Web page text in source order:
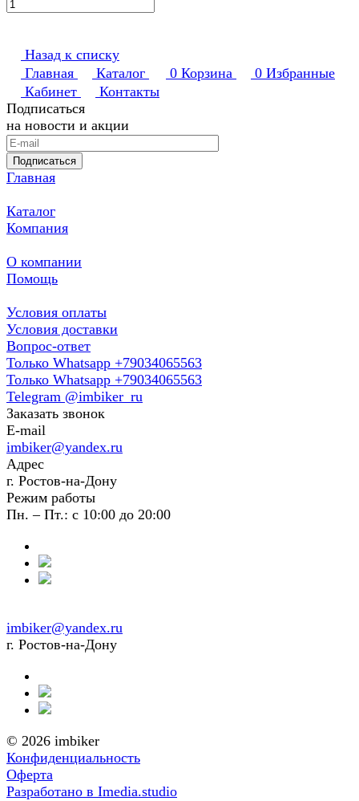
Назад к списку
Главная
Каталог 0 Корзина 0 Избранные
Кабинет
Контакты
Подписаться
на новости и акции
Подписаться
Главная
Каталог
Компания
О компании
Помощь
Условия оплаты
Условия доставки
Вопрос-ответ
Только Whatsapp +79034065563
Только Whatsapp +79034065563
Telegram @imbiker_ru
Заказать звонок
E-mail
imbiker@yandex.ru
Адрес
г. Ростов-на-Дону
Режим работы
Пн. – Пт.: с 10:00 до 20:00
imbiker@yandex.ru
г. Ростов-на-Дону
© 2026 imbiker
Конфиденциальность
Оферта
Разработано в Imedia.studio